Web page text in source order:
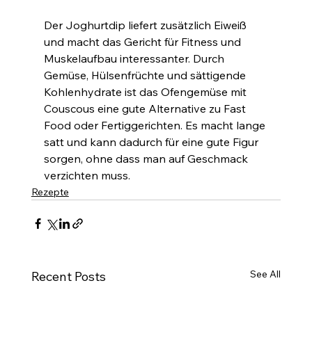
Der Joghurtdip liefert zusätzlich Eiweiß
und macht das Gericht für Fitness und
Muskelaufbau interessanter. Durch
Gemüse, Hülsenfrüchte und sättigende
Kohlenhydrate ist das Ofengemüse mit
Couscous eine gute Alternative zu Fast
Food oder Fertiggerichten. Es macht lange
satt und kann dadurch für eine gute Figur
sorgen, ohne dass man auf Geschmack
verzichten muss.
Rezepte
Recent Posts See All